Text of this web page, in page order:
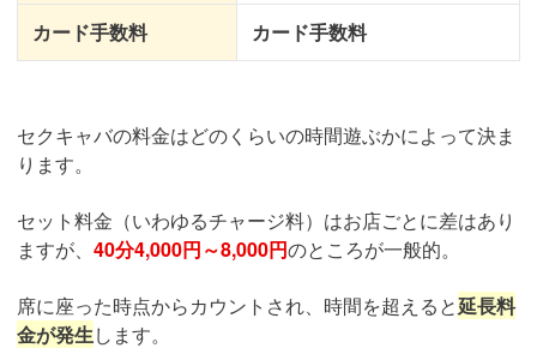
カード手数料 カード手数料
セクキャバの料金はどのくらいの時間遊ぶかによって決ま
ります。
セット料金（いわゆるチャージ料）はお店ごとに差はあり
ますが、 40分4,000円～8,000円のところが一般的。
席に座った時点からカウントされ、時間を超えると延長料
金が発生します。